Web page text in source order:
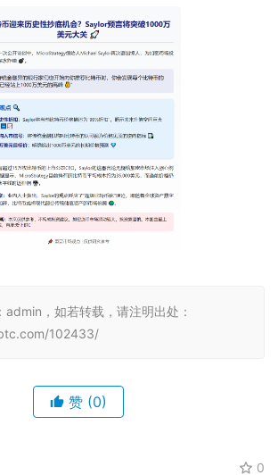
admin，如若转载，请注明出处：
102433/
赞 (0)
0